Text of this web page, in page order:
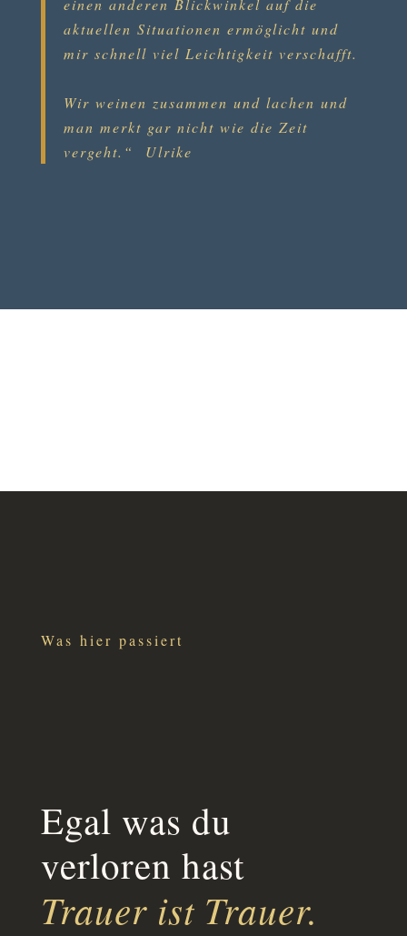
einen anderen Blickwinkel auf die
aktuellen Situationen ermöglicht und
mir schnell viel Leichtigkeit verschafft.
Wir weinen zusammen und lachen und
man merkt gar nicht wie die Zeit
vergeht.“ Ulrike
Was hier passiert
Egal was du
verloren hast
Trauer ist Trauer.